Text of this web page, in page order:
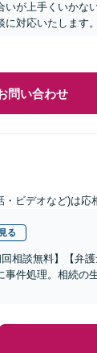
いが上手くいか
対応いたします
問い合わせ
・ビデオなど)は応
る
相談無料】【弁
件処理。相続の